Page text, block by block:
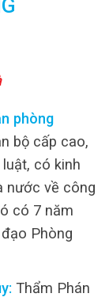
phòng
bộ cấp cao,
có kinh
nước về công
có 7 năm
Phòng
Thẩm Phán